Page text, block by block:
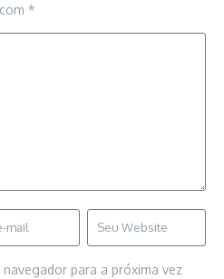
*
para a próxima vez